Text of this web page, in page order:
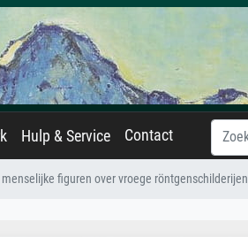
Hulp & Service Contact
figuren over vroege röntgenschilderijen